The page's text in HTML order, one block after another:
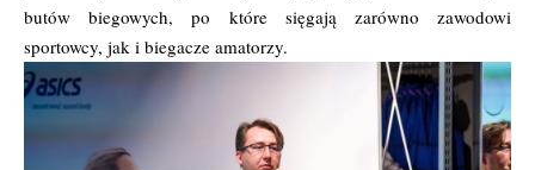
butów biegowych, po które sięgają zarówno zawodowi
sportowcy, jak i biegacze amatorzy.